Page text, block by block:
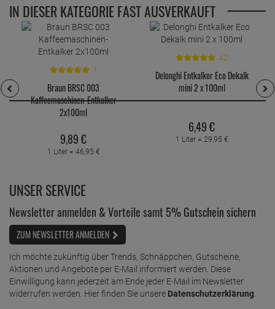
IN DIESER KATEGORIE FAST AUSVERKAUFT
1
Braun BRSC 003
Kaffeemaschinen-Entkalker
2x100ml
9,89€
1 Liter = 46,95 €
42
Delonghi Entkalker Eco Dekalk
mini 2 x 100ml
6,49€
1 Liter = 29,95 €
UNSER SERVICE
Newsletter anmelden & Vorteile samt 5% Gutschein sichern
ZUM NEWSLETTER ANMELDEN
Ich möchte zukünftig über Trends, Schnäppchen, Gutscheine,
Aktionen und Angebote per E-Mail informiert werden. Diese
Einwilligung kann jederzeit am Ende jeder E-Mail im Newsletter
widerrufen werden. Hier finden Sie unsere Datenschutzerklärung